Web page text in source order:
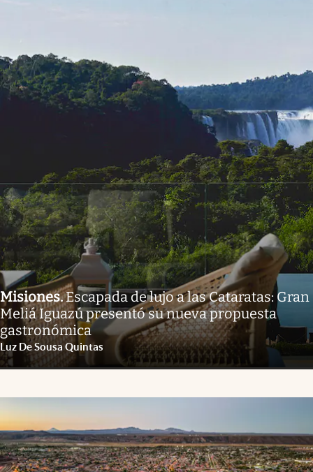
Misiones.Escapada de lujo a las Cataratas: Gran
Meliá Iguazú presentó su nueva propuesta
gastronómica
Luz De Sousa Quintas